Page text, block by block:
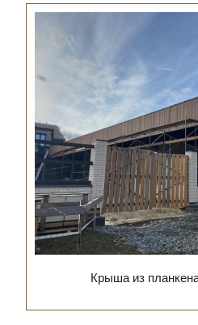
Крыша из